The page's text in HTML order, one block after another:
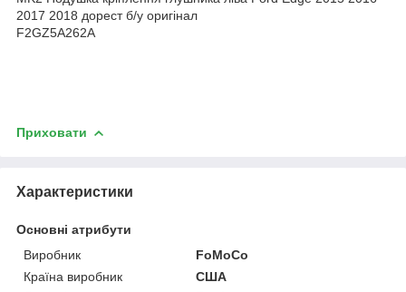
2017 2018 дорест б/у оригінал
F2GZ5A262A
Приховати
Характеристики
Основні атрибути
Виробник
FoMoCo
Країна виробник
США